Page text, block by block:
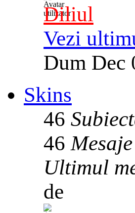
Diliul
Vezi
Dum Dec
Skins
46
46 Mesaje
Ultimul
de